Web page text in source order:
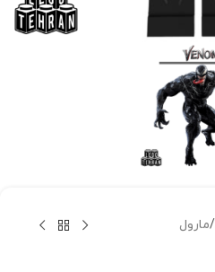
/مارول